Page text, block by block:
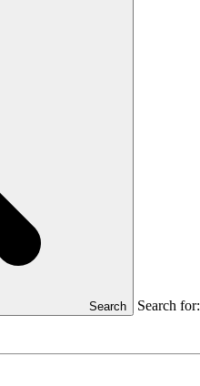
Search Search for: